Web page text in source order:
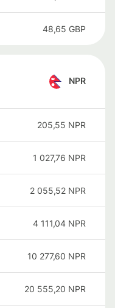
48,65 GBP
NPR
205,55 NPR
1 027,76 NPR
2 055,52 NPR
4 111,04 NPR
10 277,60 NPR
20 555,20 NPR